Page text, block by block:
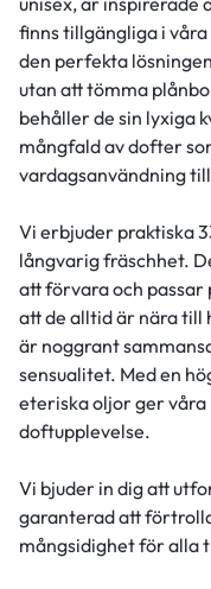
finns tillgängliga i
den perfekta
utan att tömma
behåller de sin lyxiga
mångfald av dofter
vardagsanvändning
Vi erbjuder praktiska
långvarig fräschhet.
att förvara och passar
att de alltid är nära till
är noggrant
sensualitet. Med en
eteriska oljor ger
doftupplevelse.
Vi bjuder in dig att
garanterad att
mångsidighet för alla